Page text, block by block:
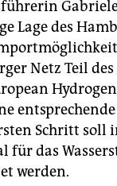
Lage des
Netz Teil des
Schritt soll
das
werden.